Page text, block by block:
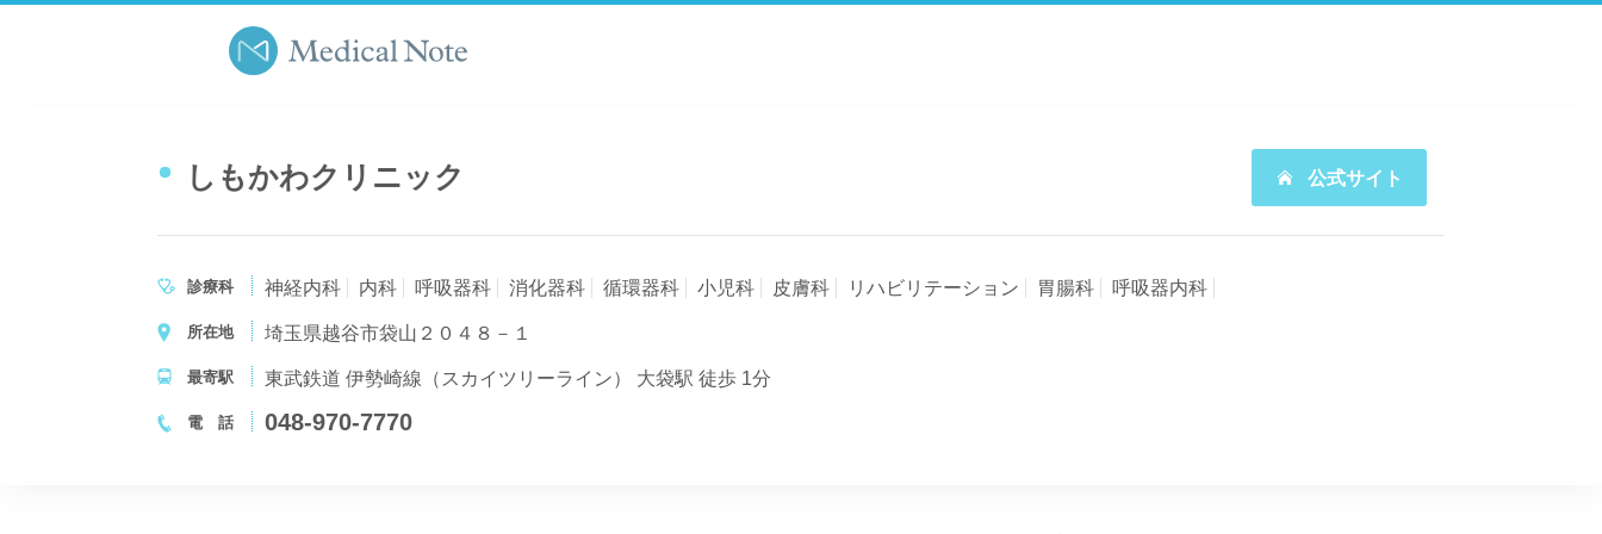
しもかわクリニック 公式サイト
診療科 神経内科 内科 呼吸器科 消化器科 循環器科 小児科 皮膚科 リハビリテーション 胃腸科 呼吸器内科
所在地 埼玉県越谷市袋山２０４８－１
最寄駅 東武鉄道 伊勢崎線（スカイツリーライン） 大袋駅 徒歩 1分
電 話 048-970-7770